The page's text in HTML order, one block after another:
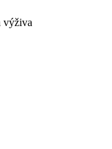
výživa